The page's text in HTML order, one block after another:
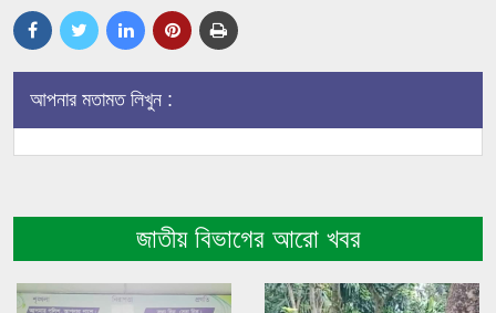
আপনার মতামত লিখুন :
জাতীয় বিভাগের আরো খবর